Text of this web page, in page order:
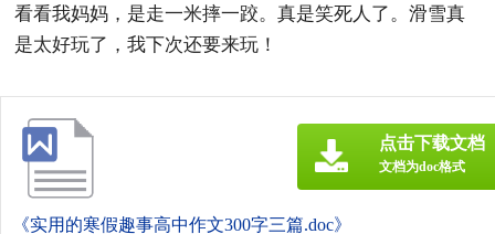
看看我妈妈，是走一米摔一跤。真是笑死人了。滑雪真
是太好玩了，我下次还要来玩！
《实用的寒假趣事高中作文300字三篇.doc》
点击下载文档
文档为doc格式